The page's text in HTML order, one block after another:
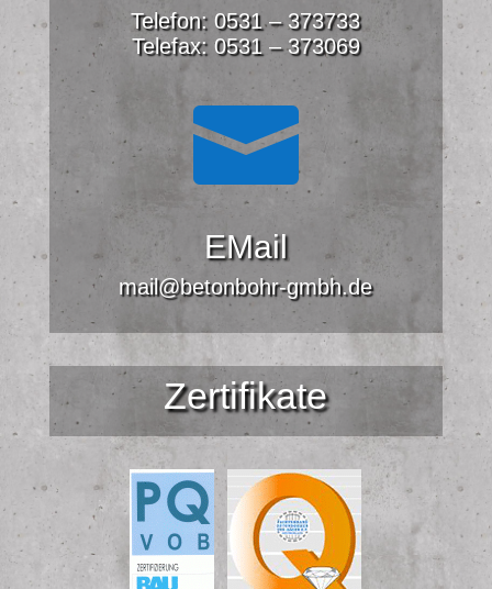
Telefon: 0531 – 373733
Telefax: 0531 – 373069

EMail
mail@betonbohr-gmbh.de
Zertifikate